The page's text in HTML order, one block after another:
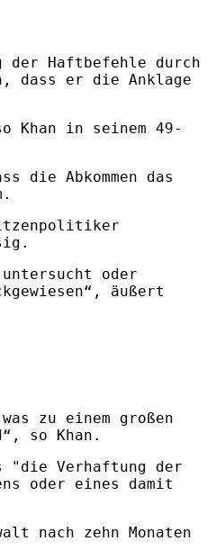
der Haftbefehle durch
dass er die Anklage
in seinem 49-
die Abkommen das
oder
äußert
zu einem großen
so Khan.
"die Verhaftung der
oder eines damit
nach zehn Monaten